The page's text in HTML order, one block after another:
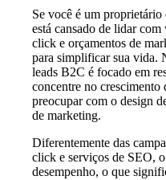
Se você é um
está cansado de lidar
click e orçamentos de
para simplificar sua vida.
leads B2C é focado em
concentre no crescimento
preocupar com o design
de marketing.
Diferentemente das
click e serviços de SEO,
desempenho, o que